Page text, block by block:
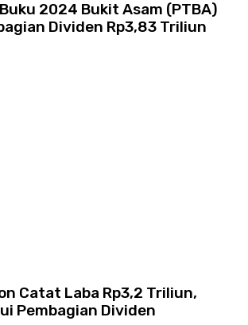
2024 Bukit Asam (PTBA)
Dividen Rp3,83 Triliun
Catat Laba Rp3,2 Triliun,
Pembagian Dividen